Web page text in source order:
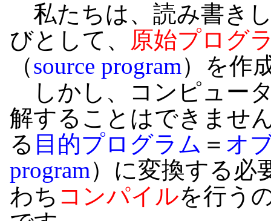
私たちは、読み書き
びとして、 原始プログ
（source program）を作
しかし、コンピュー
解することはできませ
る 目的プログラム ＝ オ
program）に変換する必
わち コンパイルを行う